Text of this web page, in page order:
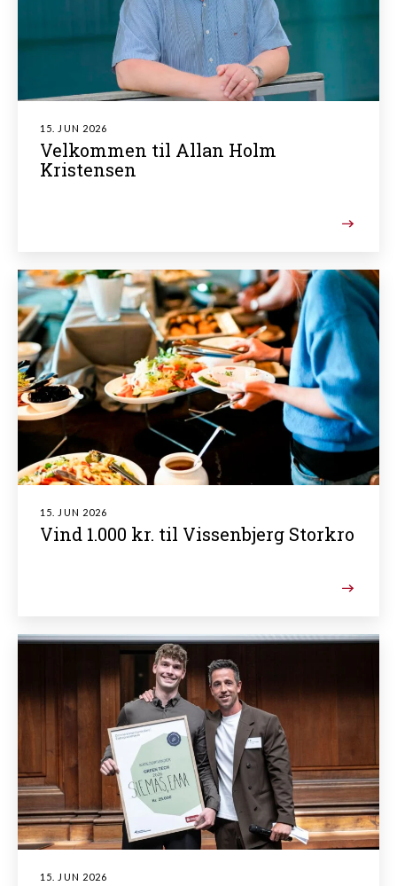
15. JUN 2026
Velkommen til Allan Holm
Kristensen
15. JUN 2026
Vind 1.000 kr. til Vissenbjerg Storkro
15. JUN 2026